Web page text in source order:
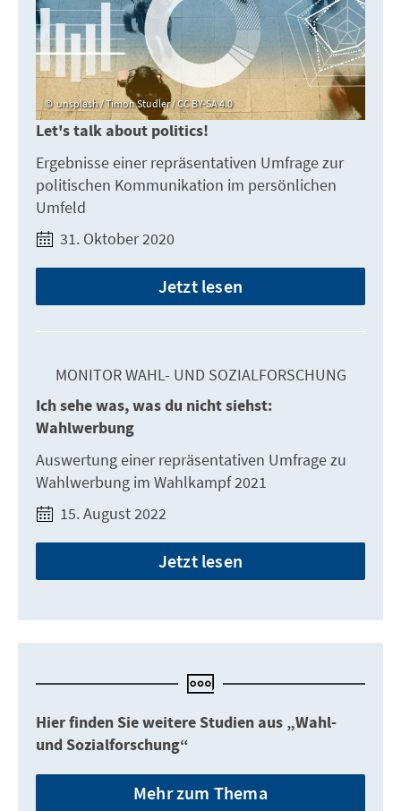
unsplash / Timon Studler / CC BY-SA 4.0
Let's talk about politics!
Ergebnisse einer repräsentativen Umfrage zur
politischen Kommunikation im persönlichen
Umfeld
31. Oktober 2020
Jetzt lesen
MONITOR WAHL- UND SOZIALFORSCHUNG
Ich sehe was, was du nicht siehst:
Wahlwerbung
Auswertung einer repräsentativen Umfrage zu
Wahlwerbung im Wahlkampf 2021
15. August 2022
Jetzt lesen
Hier finden Sie weitere Studien aus „Wahl-
und Sozialforschung“
Mehr zum Thema